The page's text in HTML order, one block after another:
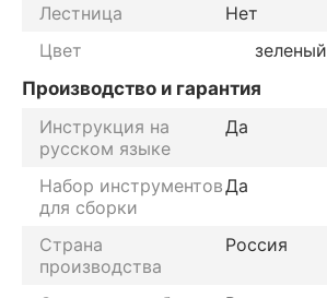
Лестница
Нет
Цвет
зеленый
Производство и гарантия
Инструкция на
русском языке
Да
Набор инструментов
для сборки
Да
Страна
производства
Россия